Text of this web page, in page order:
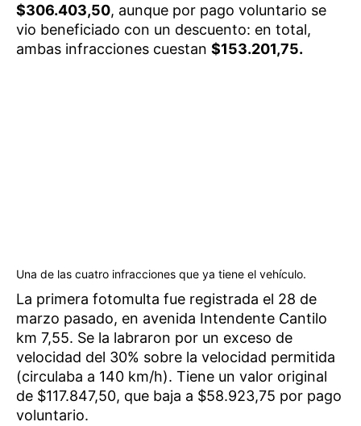
$306.403,50, aunque por pago voluntario se
vio beneficiado con un descuento: en total,
ambas infracciones cuestan $153.201,75.
Una de las cuatro infracciones que ya tiene el vehículo.
La primera fotomulta fue registrada el 28 de
marzo pasado, en avenida Intendente Cantilo
km 7,55. Se la labraron por un exceso de
velocidad del 30% sobre la velocidad permitida
(circulaba a 140 km/h). Tiene un valor original
de $117.847,50, que baja a $58.923,75 por pago
voluntario.